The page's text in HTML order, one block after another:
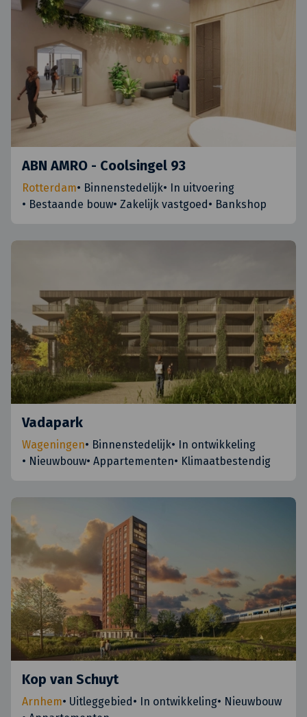
ABN AMRO - Coolsingel 93
Rotterdam• Binnenstedelijk• In uitvoering
• Bestaande bouw• Zakelijk vastgoed• Bankshop
Vadapark
Wageningen• Binnenstedelijk• In ontwikkeling
• Nieuwbouw• Appartementen• Klimaatbestendig
Kop van Schuyt
Arnhem• Uitleggebied• In ontwikkeling• Nieuwbouw